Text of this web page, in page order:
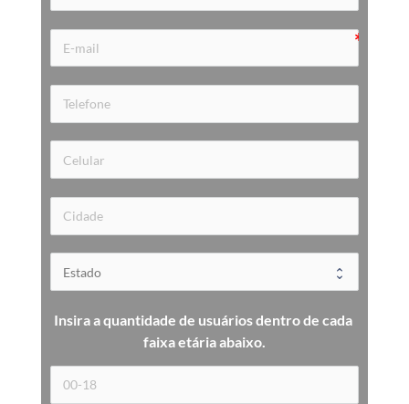
faixa etária abaixo.